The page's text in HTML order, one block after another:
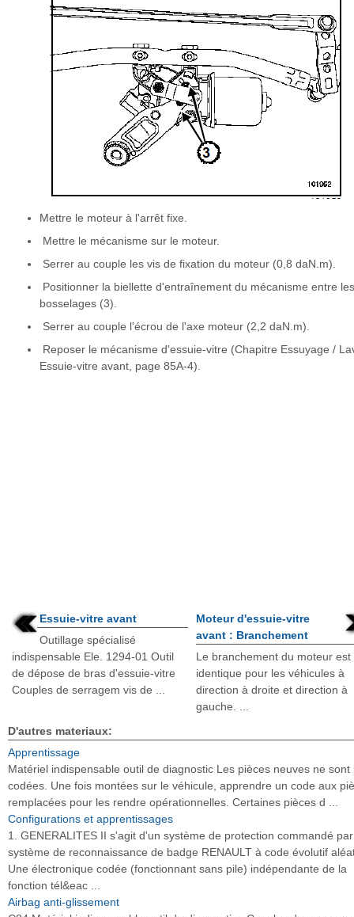
Mettre le moteur à l'arrêt fixe.
Mettre le mécanisme sur le moteur.
Serrer au couple les vis de fixation du moteur (0,8 daN.m).
Positionner la biellette d'entraînement du mécanisme entre les
bosselages (3).
Serrer au couple l'écrou de l'axe moteur (2,2 daN.m).
Reposer le mécanisme d'essuie-vitre (Chapitre Essuyage /
Essuie-vitre avant, page 85A-4).
Essuie-vitre avant
Outillage spécialisé
indispensable Ele. 1294-01 Outil
de dépose de bras d'essuie-vitre
Couples de serragem vis de ...
Moteur d'essuie-vitre
avant : Branchement
Le branchement du moteur est
identique pour les véhicules à
direction à droite et direction à
gauche. ...
D'autres materiaux:
Apprentissage
Matériel indispensable outil de diagnostic Les pièces neuves ne sont
codées. Une fois montées sur le véhicule, apprendre un code aux
remplacées pour les rendre opérationnelles. Certaines pièces d ...
Configurations et apprentissages
1. GENERALITES II s'agit d'un système de protection commandé
système de reconnaissance de badge RENAULT à code évolutif
Une électronique codée (fonctionnant sans pile) indépendante de la
fonction tél&eac ...
Airbag anti-glissement